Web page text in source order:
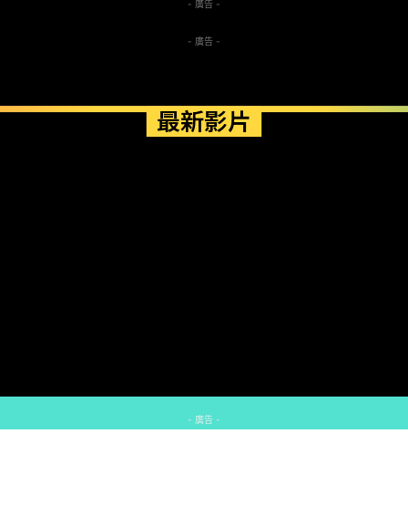
- 廣告 -
- 廣告 -
最新影片
- 廣告 -